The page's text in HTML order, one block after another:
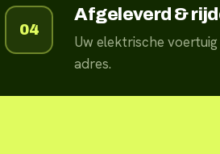
04
Afgeleverd &
Uw elektrische
adres.